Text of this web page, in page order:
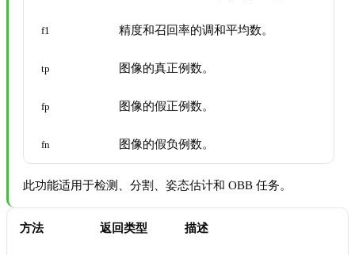
f1 精度和召回率的调和平均数。
tp 图像的真正例数。
fp 图像的假正例数。
fn 图像的假负例数。
此功能适用于检测、分割、姿态估计和 OBB 任务。
方法 返回类型 描述